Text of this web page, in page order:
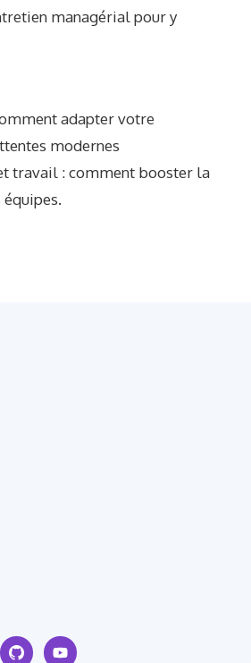
managérial pour y
adapter votre
modernes
travail : comment booster la